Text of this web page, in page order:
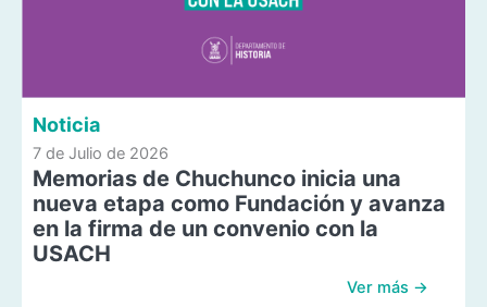
Noticia
7 de Julio de 2026
Memorias de Chuchunco inicia una
nueva etapa como Fundación y avanza
en la firma de un convenio con la
USACH
Ver más →